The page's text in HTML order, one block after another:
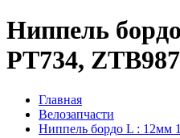
Ниппель
PT734,
Главная
Велозапчасти
Ниппель бордо L : 12мм